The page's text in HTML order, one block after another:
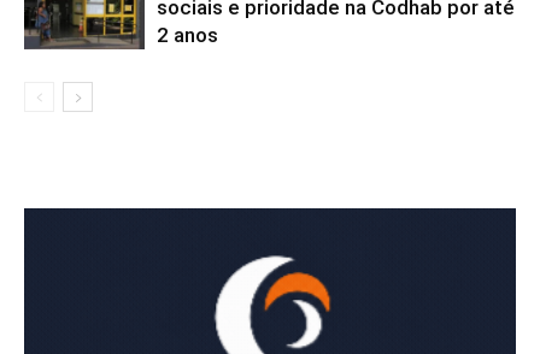
sociais e prioridade na Codhab por até
2 anos